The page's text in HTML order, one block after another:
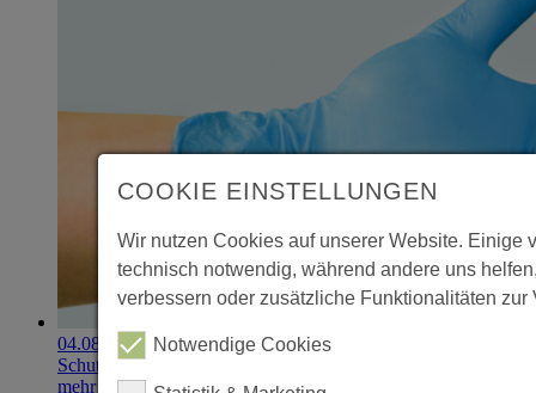
04.08.2026
Schutzhandschuhe erzielen 900.000-Euro-Exit
mehr erfahren
COOKIE EINSTELLUNGEN
Wir nutzen Cookies auf unserer Website. Einige
technisch notwendig, während andere uns
verbessern oder zusätzliche Funktionalitäten zur
Notwendige Cookies